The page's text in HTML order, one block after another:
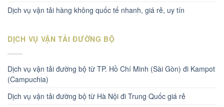
Dịch vụ vận tải hàng không quốc tế nhanh, giá rẻ, uy tín
DỊCH VỤ VẬN TẢI ĐƯỜNG BỘ
Dịch vụ vận tải đường bộ từ TP. Hồ Chí Minh (Sài Gòn) đi Kampot
(Campuchia)
Dịch vụ vận tải đường bộ từ Hà Nội đi Trung Quốc giá rẻ